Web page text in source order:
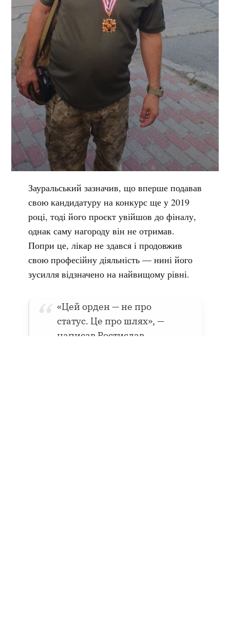
Зауральський зазначив, що вперше подавав
свою кандидатуру на конкурс ще у 2019
році, тоді його проєкт увійшов до фіналу,
однак саму нагороду він не отримав.
Попри це, лікар не здався і продовжив
свою професійну діяльність — нині його
зусилля відзначено на найвищому рівні.
«Цей орден — не про
статус. Це про шлях», —
написав Ростислав